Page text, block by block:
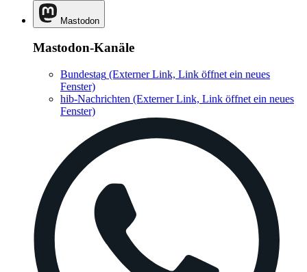
Mastodon
Mastodon-Kanäle
Bundestag (Externer Link, Link öffnet ein neues
Fenster)
hib-Nachrichten (Externer Link, Link öffnet ein neues
Fenster)